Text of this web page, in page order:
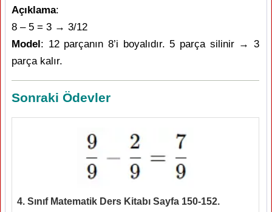
Açıklama:
8 – 5 = 3 → 3/12
Model : 12 parçanın 8’i boyalıdır. 5 parça silinir → 3
parça kalır.
Sonraki Ödevler
4. Sınıf Matematik Ders Kitabı Sayfa 150-152.